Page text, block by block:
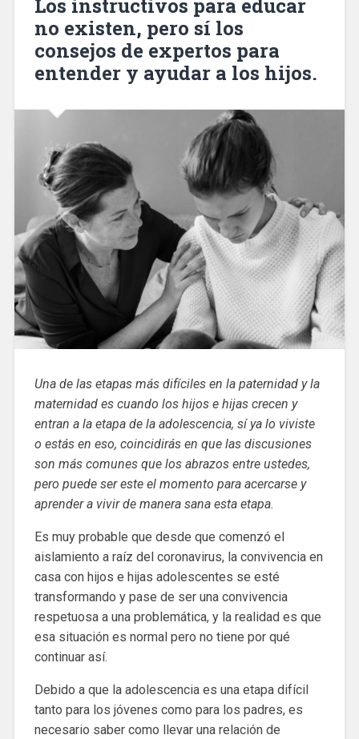
Los instructivos para educar
no existen, pero sí los
consejos de expertos para
entender y ayudar a los hijos.
Una de las etapas más difíciles en la paternidad y la
maternidad es cuando los hijos e hijas crecen y
entran a la etapa de la adolescencia, sí ya lo viviste
o estás en eso, coincidirás en que las discusiones
son más comunes que los abrazos entre ustedes,
pero puede ser este el momento para acercarse y
aprender a vivir de manera sana esta etapa.
Es muy probable que desde que comenzó el
aislamiento a raíz del coronavirus, la convivencia en
casa con hijos e hijas adolescentes se esté
transformando y pase de ser una convivencia
respetuosa a una problemática, y la realidad es que
esa situación es normal pero no tiene por qué
continuar así.
Debido a que la adolescencia es una etapa difícil
tanto para los jóvenes como para los padres, es
necesario saber como llevar una relación de